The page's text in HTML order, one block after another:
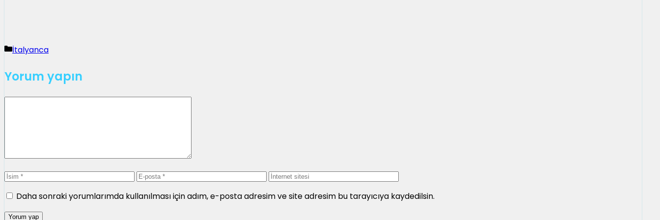
Kategoriler
İtalyanca
Yorum yapın
İsim
E-
İnternet
Daha sonraki yorumlarımda kullanılması için adım, e-posta adresim ve site adresim bu tarayıcıya kaydedilsin.